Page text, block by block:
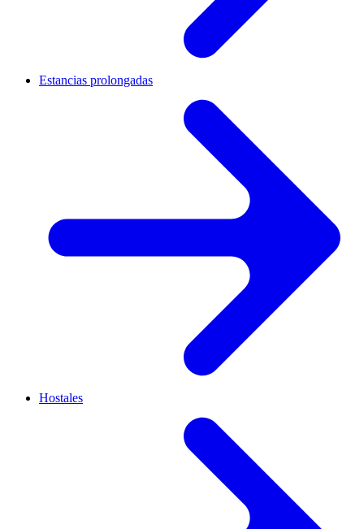
Estancias prolongadas
Hostales